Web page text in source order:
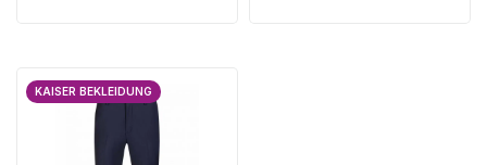
KAISER BEKLEIDUNG